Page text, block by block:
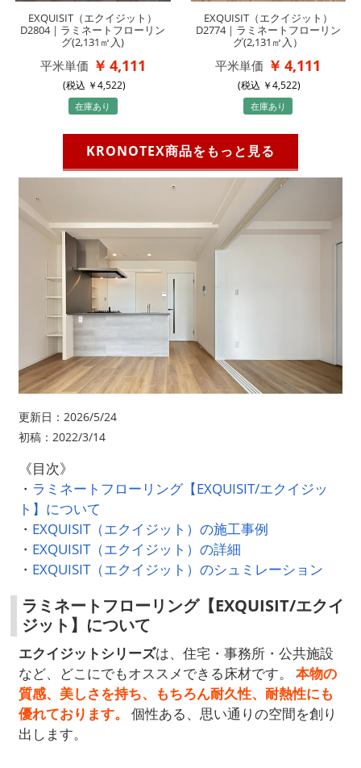
EXQUISIT（エクイジット）
D2804｜ラミネートフローリン
グ(2,131㎡入)
平米単価 4,111
(税込 4,522)
在庫あり
EXQUISIT（エクイジット）
D2774｜ラミネートフローリン
グ(2,131㎡入）
平米単価 4,111
(税込 4,522)
在庫あり
KRONOTEX商品をもっと見る
更新日：2026/5/24
初稿：2022/3/14
《目次》
・ ラミネートフローリング【EXQUISIT/エクイジッ
ト】について
・ EXQUISIT（エクイジット）の施工事例
・ EXQUISIT（エクイジット）の詳細
・ EXQUISIT（エクイジット）のシュミレーション
ラミネートフローリング【EXQUISIT/エクイ
ジット】について
エクイジットシリーズは、住宅・事務所・公共施設
など、どこにでもオススメできる床材です。本物の
質感、美しさを持ち、もちろん耐久性、耐熱性にも
優れております。
個性ある、思い通りの空間を創り
出します。